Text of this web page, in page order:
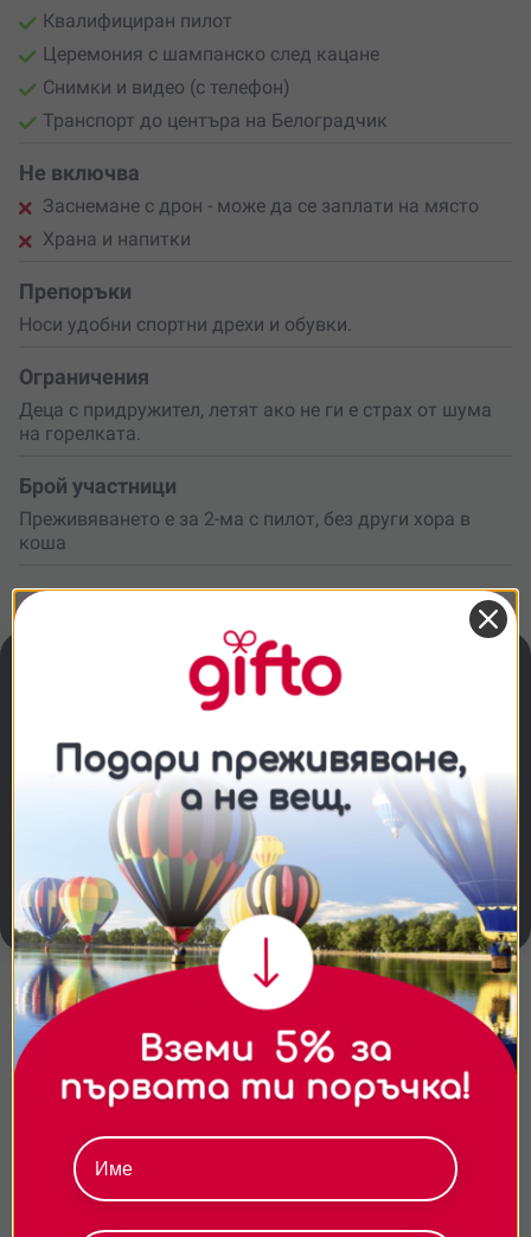
Квалифициран пилот
Церемония с шампанско след кацане
Снимки и видео (с телефон)
Транспорт до центъра на Белоградчик
Не включва
Заснемане с дрон - може да се заплати на място
Храна и напитки
Препоръки
Носи удобни спортни дрехи и обувки.
Ограничения
Деца с придружител, летят ако не ги е страх от шума
на горелката.
Брой участници
Преживяването е за 2-ма с пилот, без други хора в
коша
Важно
година. Деца с придружител, летят ако не
ги е страх от шума на горелката.
Полетът трае 60 минути и се лети над
Белоградчишките скали.
Преживяването се организира за 2-ма с
пилот, без други хора в коша.
Повече информация
Студено ли е в балона?
Подходящо ли е за хора със страх от
височини?
Съгласие Подробности Относно
Ние използваме бисквитки. Използваме
бисквитки и подобни технологии, за да осигурим
работата на уебсайта, да подобрим
изживяването ви, да анализираме използването
на сайта и да ви показваме персонализирано
съдържание и реклами. Можете да приемете
всички бисквитки, да откажете всички или да
изберете предпочитания.За повече информация
относно начина, по който обработваме вашите
поверителност.
Приемам